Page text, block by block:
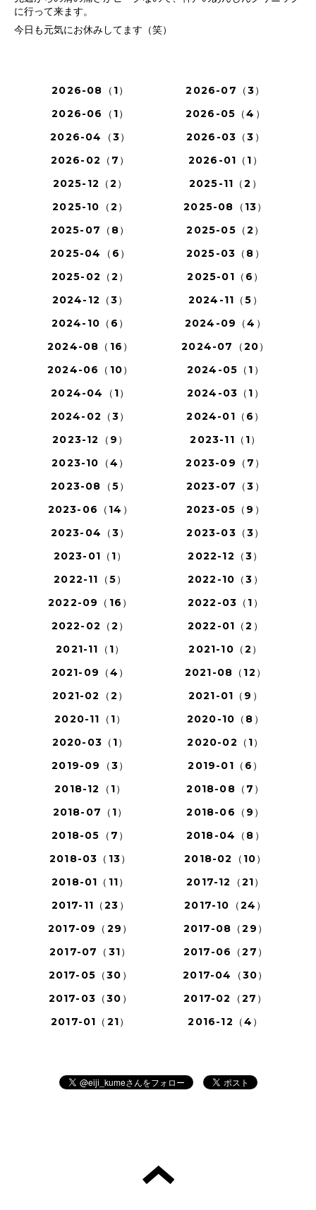
に行って来ます。
今日も元気にお休みしてます（笑）
2026-08（1）
2026-07（3）
2026-06（1）
2026-05（4）
2026-04（3）
2026-03（3）
2026-02（7）
2026-01（1）
2025-12（2）
2025-11（2）
2025-10（2）
2025-08（13）
2025-07（8）
2025-05（2）
2025-04（6）
2025-03（8）
2025-02（2）
2025-01（6）
2024-12（3）
2024-11（5）
2024-10（6）
2024-09（4）
2024-08（16）
2024-07（20）
2024-06（10）
2024-05（1）
2024-04（1）
2024-03（1）
2024-02（3）
2024-01（6）
2023-12（9）
2023-11（1）
2023-10（4）
2023-09（7）
2023-08（5）
2023-07（3）
2023-06（14）
2023-05（9）
2023-04（3）
2023-03（3）
2023-01（1）
2022-12（3）
2022-11（5）
2022-10（3）
2022-09（16）
2022-03（1）
2022-02（2）
2022-01（2）
2021-11（1）
2021-10（2）
2021-09（4）
2021-08（12）
2021-02（2）
2021-01（9）
2020-11（1）
2020-10（8）
2020-03（1）
2020-02（1）
2019-09（3）
2019-01（6）
2018-12（1）
2018-08（7）
2018-07（1）
2018-06（9）
2018-05（7）
2018-04（8）
2018-03（13）
2018-02（10）
2018-01（11）
2017-12（21）
2017-11（23）
2017-10（24）
2017-09（29）
2017-08（29）
2017-07（31）
2017-06（27）
2017-05（30）
2017-04（30）
2017-03（30）
2017-02（27）
2017-01（21）
2016-12（4）